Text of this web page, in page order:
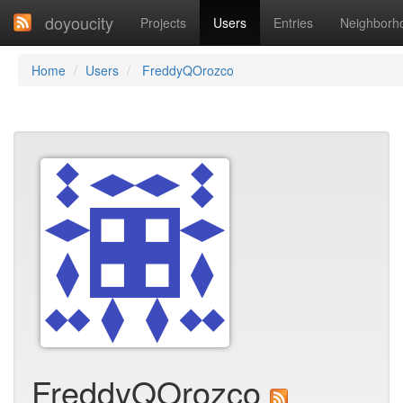
doyoucity Projects Users Entries
Home Users FreddyQOrozco
FreddyQOrozco